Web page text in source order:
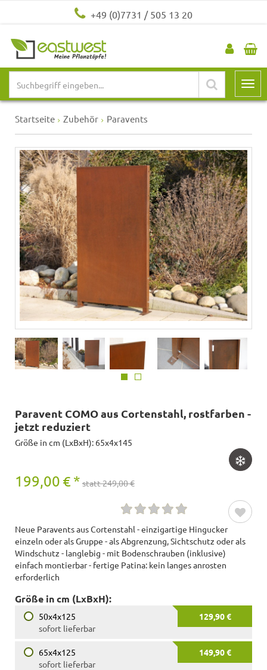
+49 (0)7731 / 505 13 20
Startseite Zubehör Paravents
Paravent COMO aus Cortenstahl, rostfarben -
jetzt reduziert
Größe in cm (LxBxH): 65x4x145
199,00 € * statt 249,00 €
Neue Paravents aus Cortenstahl - einzigartige Hingucker
einzeln oder als Gruppe - als Abgrenzung, Sichtschutz oder als
Windschutz - langlebig - mit Bodenschrauben (inklusive)
einfach montierbar - fertige Patina: kein langes anrosten
erforderlich
Größe in cm (LxBxH):
50x4x125
129,90 €
sofort lieferbar
65x4x125
149,90 €
sofort lieferbar